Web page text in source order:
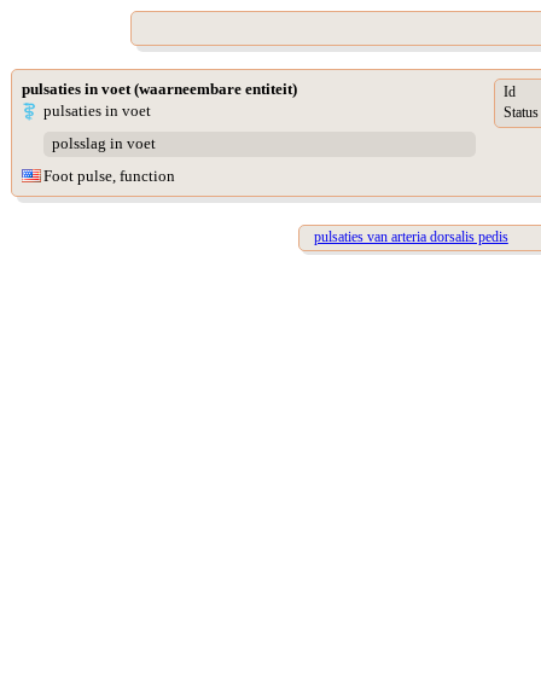
pulsaties in voet (waarneembare entiteit)
pulsaties in voet
polsslag in voet
Foot pulse, function
Id
Status
pulsaties van arteria dorsalis pedis